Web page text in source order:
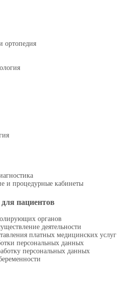
ортопедия
и процедурные кабинеты
пациентов
органов
деятельности
платных медицинских услуг
персональных данных
персональных данных